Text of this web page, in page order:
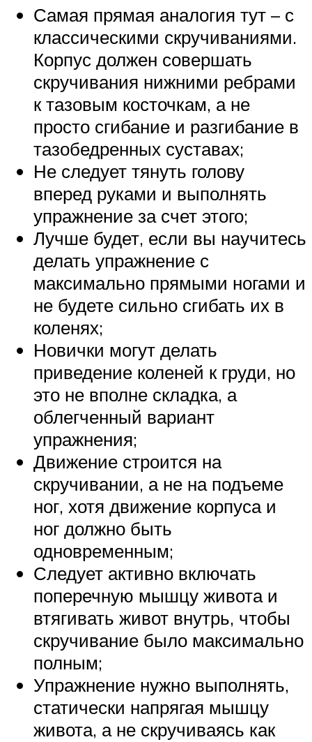
Самая прямая аналогия тут – с
классическими скручиваниями.
Корпус должен совершать
скручивания нижними ребрами
к тазовым косточкам, а не
просто сгибание и разгибание в
тазобедренных суставах;
Не следует тянуть голову
вперед руками и выполнять
упражнение за счет этого;
Лучше будет, если вы научитесь
делать упражнение с
максимально прямыми ногами и
не будете сильно сгибать их в
коленях;
Новички могут делать
приведение коленей к груди, но
это не вполне складка, а
облегченный вариант
упражнения;
Движение строится на
скручивании, а не на подъеме
ног, хотя движение корпуса и
ног должно быть
одновременным;
Следует активно включать
поперечную мышцу живота и
втягивать живот внутрь, чтобы
скручивание было максимально
полным;
Упражнение нужно выполнять,
статически напрягая мышцу
живота, а не скручиваясь как